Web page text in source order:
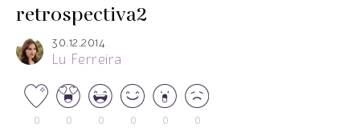
retrospectiva2
30.12.2014
Lu Ferreira
0 0 0 0 0 0